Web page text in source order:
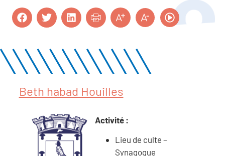
Beth habad Houilles
Activité :
Lieu de culte –
Synagogue